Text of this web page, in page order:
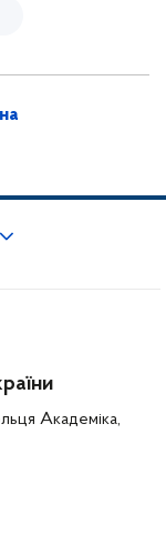
Академіка,